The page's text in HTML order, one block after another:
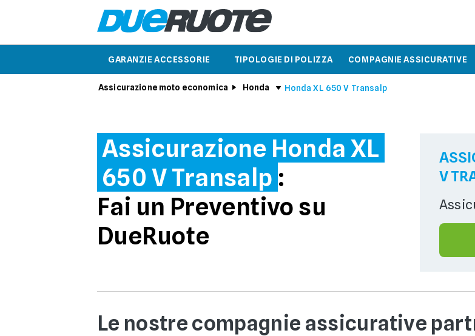
GARANZIE ACCESSORIE TIPOLOGIE DI POLIZZA COMPAGNIE ASSICURATIVE
Assicurazione moto economica Honda Honda XL 650 V Transalp
Assicurazione Honda XL
650 V Transalp :
Fai un Preventivo su
DueRuote
V
Le nostre compagnie assicurative